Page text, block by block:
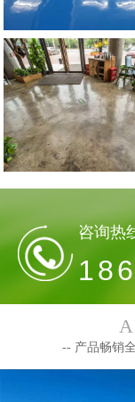
环氧复古地坪
咨询热
-- 产品畅销